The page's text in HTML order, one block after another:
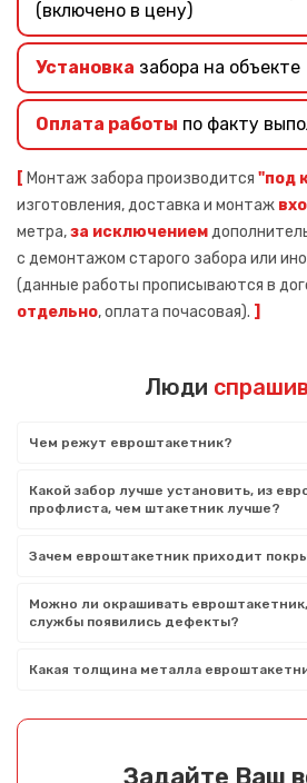
(включено в цену)
Установка забора на объекте
Оплата работы по факту
[ Монтаж забора производится "под
изготовления, доставка и монтаж
метра,за исключением
с демонтажом старого забора или
(данные работы прописываются в
отдельно, оплата почасовая). ]
Люди
Чем режут евроштакетник?
Какой забор лучше установить, из
профлиста, чем штакетник лучше?
Зачем евроштакетник приходит
Можно ли окрашивать
службы появились дефекты?
Какая толщина металла
Задайте Ваш